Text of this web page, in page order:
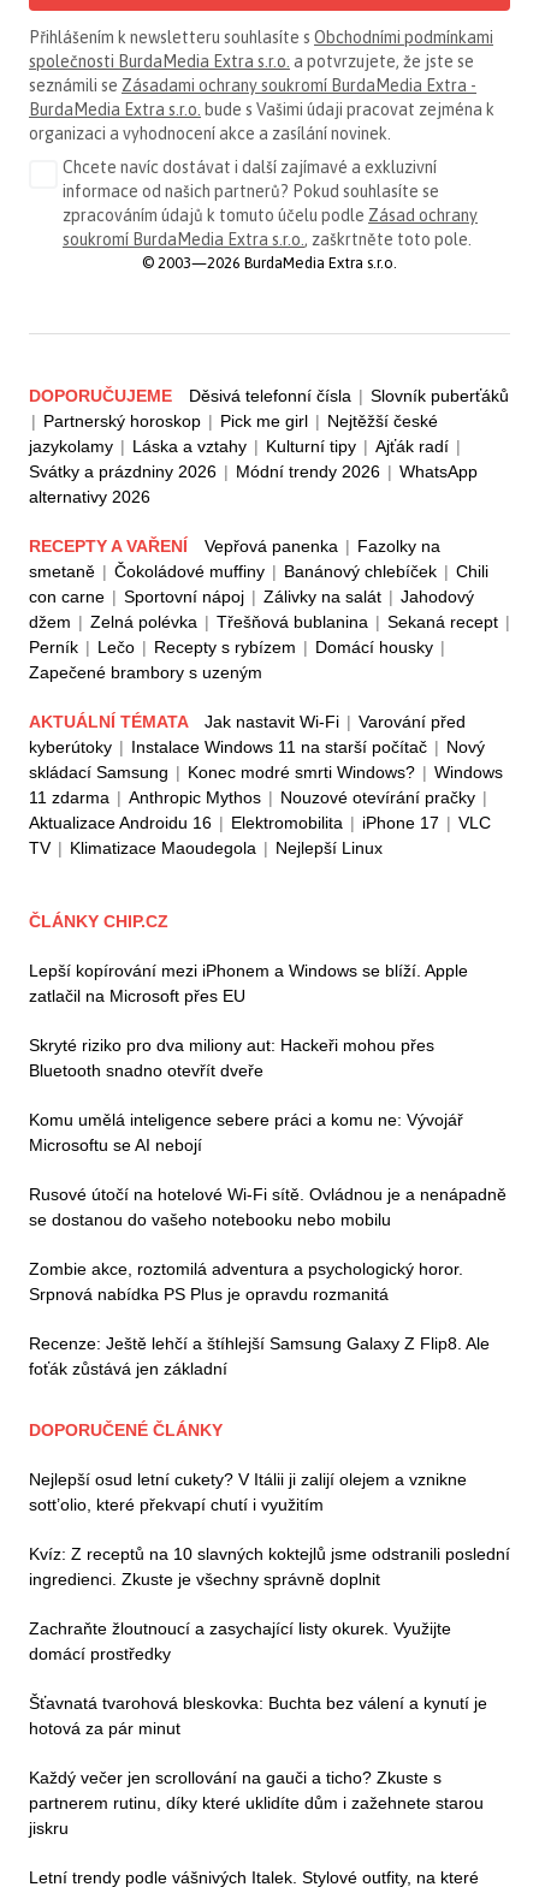
Přihlášením k newsletteru souhlasíte s Obchodními podmínkami
společnosti BurdaMedia Extra s.r.o. a potvrzujete, že jste se
seznámili se Zásadami ochrany soukromí BurdaMedia Extra -
BurdaMedia Extra s.r.o. bude s Vašimi údaji pracovat zejména k
organizaci a vyhodnocení akce a zasílání novinek.
Chcete navíc dostávat i další zajímavé a exkluzivní
informace od našich partnerů? Pokud souhlasíte se
zpracováním údajů k tomuto účelu podle Zásad ochrany
soukromí BurdaMedia Extra s.r.o. , zaškrtněte toto pole.
© 2003—2026 BurdaMedia Extra s.r.o.
DOPORUČUJEME Děsivá telefonní čísla | Slovník puberťáků
| Partnerský horoskop | Pick me girl | Nejtěžší české
jazykolamy | Láska a vztahy | Kulturní tipy | Ajťák radí |
Svátky a prázdniny 2026 | Módní trendy 2026 | WhatsApp
alternativy 2026
RECEPTY A VAŘENÍ Vepřová panenka | Fazolky na
smetaně | Čokoládové muffiny | Banánový chlebíček | Chili
con carne | Sportovní nápoj | Zálivky na salát | Jahodový
džem | Zelná polévka | Třešňová bublanina | Sekaná recept |
Perník | Lečo | Recepty s rybízem | Domácí housky |
Zapečené brambory s uzeným
AKTUÁLNÍ TÉMATA Jak nastavit Wi-Fi | Varování před
kyberútoky | Instalace Windows 11 na starší počítač | Nový
skládací Samsung | Konec modré smrti Windows? | Windows
11 zdarma | Anthropic Mythos | Nouzové otevírání pračky |
Aktualizace Androidu 16 | Elektromobilita | iPhone 17 | VLC
TV | Klimatizace Maoudegola | Nejlepší Linux
ČLÁNKY CHIP.CZ
Lepší kopírování mezi iPhonem a Windows se blíží. Apple
zatlačil na Microsoft přes EU
Skryté riziko pro dva miliony aut: Hackeři mohou přes
Bluetooth snadno otevřít dveře
Komu umělá inteligence sebere práci a komu ne: Vývojář
Microsoftu se AI nebojí
Rusové útočí na hotelové Wi-Fi sítě. Ovládnou je a nenápadně
se dostanou do vašeho notebooku nebo mobilu
Zombie akce, roztomilá adventura a psychologický horor.
Srpnová nabídka PS Plus je opravdu rozmanitá
Recenze: Ještě lehčí a štíhlejší Samsung Galaxy Z Flip8. Ale
foťák zůstává jen základní
DOPORUČENÉ ČLÁNKY
Nejlepší osud letní cukety? V Itálii ji zalijí olejem a vznikne
sott’olio, které překvapí chutí i využitím
Kvíz: Z receptů na 10 slavných koktejlů jsme odstranili poslední
ingredienci. Zkuste je všechny správně doplnit
Zachraňte žloutnoucí a zasychající listy okurek. Využijte
domácí prostředky
Šťavnatá tvarohová bleskovka: Buchta bez válení a kynutí je
hotová za pár minut
Každý večer jen scrollování na gauči a ticho? Zkuste s
partnerem rutinu, díky které uklidíte dům i zažehnete starou
jiskru
Letní trendy podle vášnivých Italek. Stylové outfity, na které